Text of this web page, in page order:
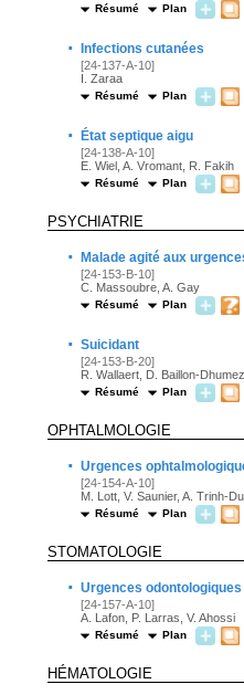
Résumé Plan
· Infections cutanées
[24-137-A-10]
I. Zaraa
Résumé Plan
· État septique aigu
[24-138-A-10]
E. Wiel, A. Vromant, R. Fakih
Résumé Plan
PSYCHIATRIE
· Malade agité aux
[24-153-B-10]
C. Massoubre, A. Gay
Résumé Plan
· Suicidant
[24-153-B-20]
R. Wallaert, D. Baillon-
Résumé Plan
OPHTALMOLOGIE
· Urgences
[24-154-A-10]
M. Lott, V. Saunier, A. Trinh-
Résumé Plan
STOMATOLOGIE
· Urgences odontologiques
[24-157-A-10]
A. Lafon, P. Larras, V. Ahossi
Résumé Plan
HÉMATOLOGIE